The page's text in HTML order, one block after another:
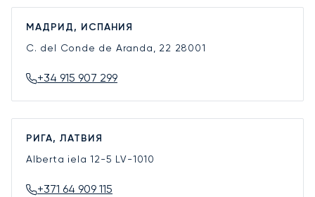
МАДРИД, ИСПАНИЯ
C. del Conde de Aranda, 22 28001
+34 915 907 299
РИГА, ЛАТВИЯ
Alberta iela 12-5 LV-1010
+371 64 909 115